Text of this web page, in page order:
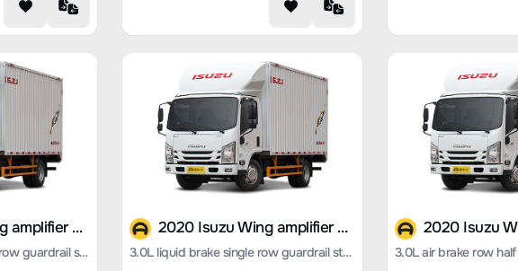
2020 Isuzu Wing amplifier ES5
3.0L liquid brake double row guardrail standard version
2020 Isuzu Wing amplifier ES5
3.0L liquid brake single row guardrail standard version